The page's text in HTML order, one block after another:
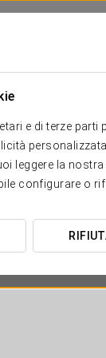
e di terze
leggere la
configurare o